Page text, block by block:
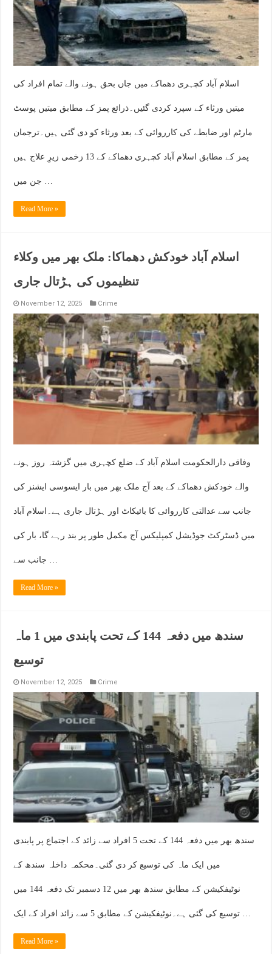
اسلام آباد کچہری دھماکے میں جاں بحق ہونے والے تمام افراد کی
میتیں ورثاء کے سپرد کردی گئیں۔ذرائع پمز کے مطابق میتیں پوسٹ
مارٹم اور ضابطے کی کارروائی کے بعد ورثاء کو دی گئی ہیں۔ترجمان
پمز کے مطابق اسلام آباد کچہری دھماکے کے 13 زخمی زیرِ علاج ہیں
Read More »
اسلام آباد خودکش دھماکا: ملک بھر میں وکلاء
تنظیموں کی ہڑتال جاری
November 12, 2025 Crime
وفاقی دارالحکومت اسلام آباد کے ضلع کچہری میں گزشتہ روز ہونے
والے خودکش دھماکے کے بعد آج ملک بھر میں بار ایسوسی ایشنز کی
جانب سے عدالتی کارروائی کا بائیکاٹ اور ہڑتال جاری ہے۔اسلام آباد
میں ڈسٹرکٹ جوڈیشل کمپلیکس آج مکمل طور پر بند رہے گا، بار کی
Read More »
سندھ میں دفعہ 144 کے تحت پابندی میں 1 ماہ
توسیع
November 12, 2025 Crime
سندھ بھر میں دفعہ 144 کے تحت 5 افراد سے زائد کے اجتماع پر پابندی
میں ایک ماہ کی توسیع کر دی گئی۔محکمہ داخلہ سندھ کے
نوٹیفکیشن کے مطابق سندھ بھر میں 12 دسمبر تک دفعہ 144 میں
توسیع کی گئی ہے۔نوٹیفکیشن کے مطابق 5 سے زائد افراد کے ایک …
Read More »